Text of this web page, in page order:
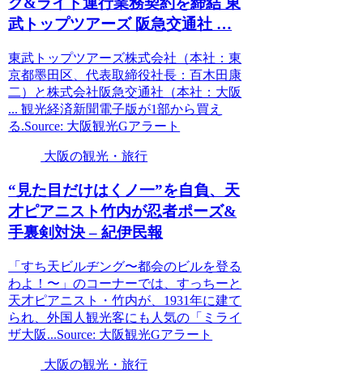
武トップツアーズ 阪急交通社 …
東武トップツアーズ株式会社（本社：東
京都墨田区、代表取締役社長：百木田康
二）と株式会社阪急交通社（本社：大阪
... 観光経済新聞電子版が1部から買え
る.Source: 大阪観光Gアラート
大阪の観光・旅行
“見た目だけはくノ一”を自負、天
才ピアニスト竹内が忍者ポーズ&
手裏剣対決 – 紀伊民報
「すち天ビルヂング〜都会のビルを登る
わよ！〜」のコーナーでは、すっちーと
天才ピアニスト・竹内が、1931年に建て
られ、外国人観光客にも人気の「ミライ
ザ大阪...Source: 大阪観光Gアラート
大阪の観光・旅行